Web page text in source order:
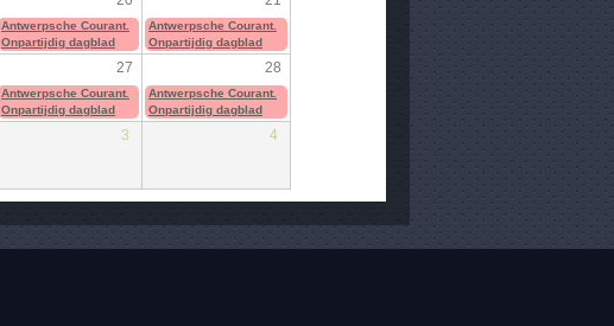
Antwerpsche Courant.
Onpartijdig dagblad
Antwerpsche Courant.
Onpartijdig dagblad
27 28
Antwerpsche Courant.
Onpartijdig dagblad
Antwerpsche Courant.
Onpartijdig dagblad
3 4